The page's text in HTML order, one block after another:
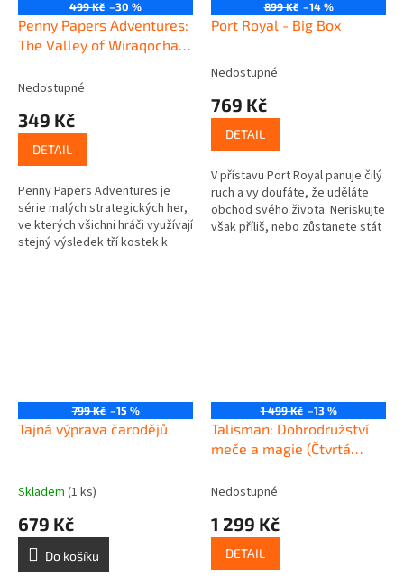
499 Kč –30 %
Penny Papers Adventures:
The Valley of Wiraqocha -
Nedostupné
349 Kč
DETAIL
Penny Papers Adventures je
série malých strategických her,
ve kterých všichni hráči využívají
stejný výsledek tří kostek k
tomu, aby prozkoumali lokaci
899 Kč –14 %
Port Royal - Big Box
Průměrné
produktu
5
hvězdiček.
Nedostupné
769 Kč
DETAIL
V přístavu Port Royal panuje čilý
ruch a vy doufáte, že uděláte
obchod svého života. Neriskujte
však příliš, nebo zůstanete stát
musíte chytře...
799 Kč –15 %
Tajná výprava čarodějů
Skladem (1 ks)
679 Kč
Do košíku
1 499 Kč –13 %
Talisman: Dobrodružství
meče a magie (Čtvrtá
Nedostupné
1 299 Kč
DETAIL